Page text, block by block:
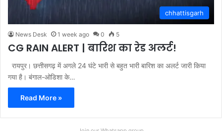
chhattisgarh
News Desk 1 week ago 0 5
CG RAIN ALERT | बारिश का रेड अलर्ट!
रायपुर। छत्तीसगढ़ में अगले 24 घंटे भारी से बहुत भारी बारिश का अलर्ट जारी किया
गया है। बंगाल-ओडिशा के…
Read More »